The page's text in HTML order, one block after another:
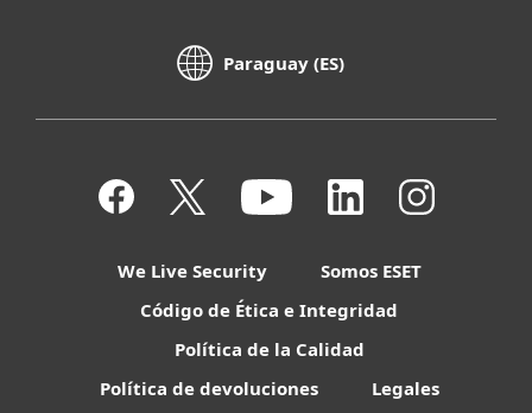
Paraguay (ES)
We Live Security
Somos ESET
Código de Ética e Integridad
Política de la Calidad
Política de devoluciones
Legales